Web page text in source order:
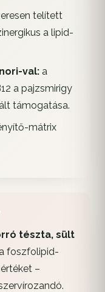
telített
a lipid-
val:a
a pajzsmirigy
támogatása.
mátrix
tészta, sült
foszfolipid-
–